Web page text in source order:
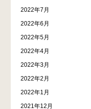
2022年7月
2022年6月
2022年5月
2022年4月
2022年3月
2022年2月
2022年1月
2021年12月